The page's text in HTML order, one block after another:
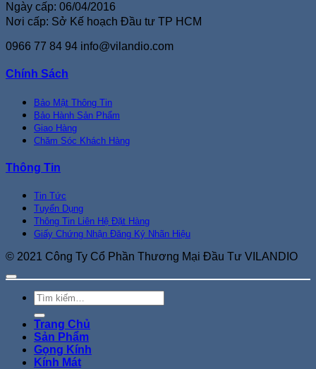
Ngày cấp: 06/04/2016
Nơi cấp: Sở Kế hoạch Đầu tư TP HCM
0966 77 84 94 info@vilandio.com
Chính Sách
Bảo Mật Thông Tin
Bảo Hành Sản Phẩm
Giao Hàng
Chăm Sóc Khách Hàng
Thông Tin
Tin Tức
Tuyển Dụng
Thông Tin Liên Hệ Đặt Hàng
Giấy Chứng Nhận Đăng Ký Nhãn Hiệu
© 2021 Công Ty Cổ Phần Thương Mại Đầu Tư VILANDIO
Tìm
kiếm:
Trang Chủ
Sản Phẩm
Gọng Kính
Kính Mát